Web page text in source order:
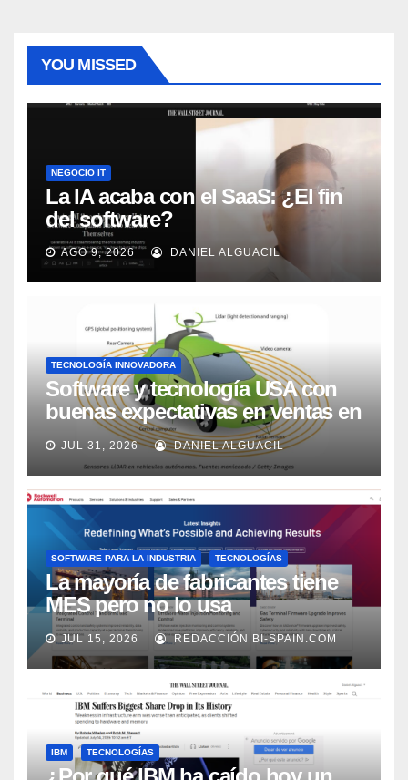
YOU MISSED
NEGOCIO IT
La IA acaba con el SaaS: ¿El fin
del software?
AGO 9, 2026 DANIEL ALGUACIL
TECNOLOGÍA INNOVADORA
Software y tecnología USA con
buenas expectativas en ventas en
los próximos 2 años, según
Market Watch
JUL 31, 2026 DANIEL ALGUACIL
SOFTWARE PARA LA INDUSTRIA TECNOLOGÍAS
La mayoría de fabricantes tiene
MES pero no lo usa
adecuadamente, según Rockwell
Automation
JUL 15, 2026 REDACCIÓN BI-SPAIN.COM
IBM TECNOLOGÍAS